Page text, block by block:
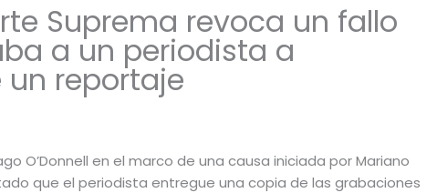
Suprema revoca un fallo
a un periodista a
reportaje
O’Donnell en el marco de una causa iniciada por Mariano
que el periodista entregue una copia de las grabaciones